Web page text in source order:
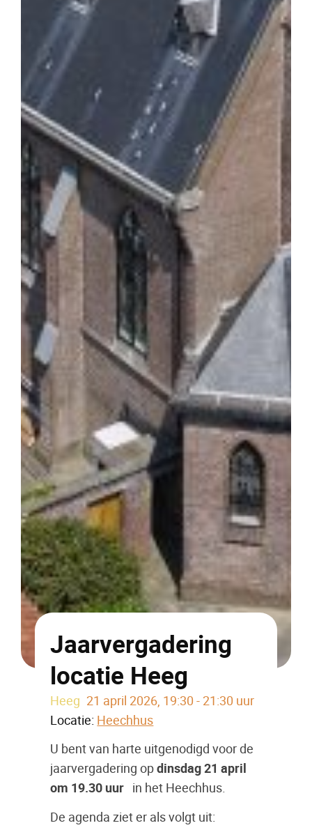
Jaarvergadering
locatie Heeg
Heeg 21 april 2026, 19:30 - 21:30 uur
Locatie: Heechhus
U bent van harte uitgenodigd voor de
jaarvergadering opdinsdag 21 april
om 19.30 uur in het Heechhus.
De agenda ziet er als volgt uit: